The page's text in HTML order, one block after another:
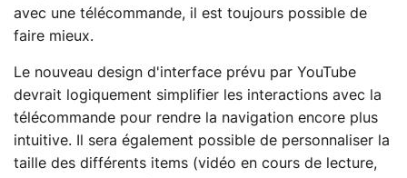
avec une télécommande, il est toujours possible de
faire mieux.
Le nouveau design d'interface prévu par YouTube
devrait logiquement simplifier les interactions avec la
télécommande pour rendre la navigation encore plus
intuitive. Il sera également possible de personnaliser la
taille des différents items (vidéo en cours de lecture,